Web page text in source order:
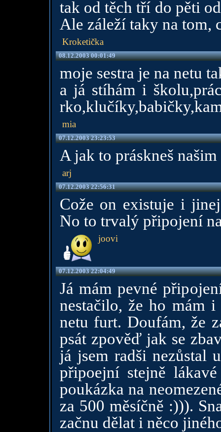
tak od těch tří do pěti
Ale záleží taky na tom,
Kroketička
08.12.2003 00:01:49
moje sestra je na netu
a já stíhám i
mia
07.12.2003 23:23:53
A jak to práskneš
arj
07.12.2003 22:56:31
Cože on existuje i
No to trvalý připojení
joovi
07.12.2003 22:04:49
Já mám pevné
nestačilo, že ho mám
netu furt. Doufám, že
psát zpověď jak se
já jsem radši nezůstal
připoejní stejně
poukázka na
za 500 měsíčně :))).
začnu dělat i něco